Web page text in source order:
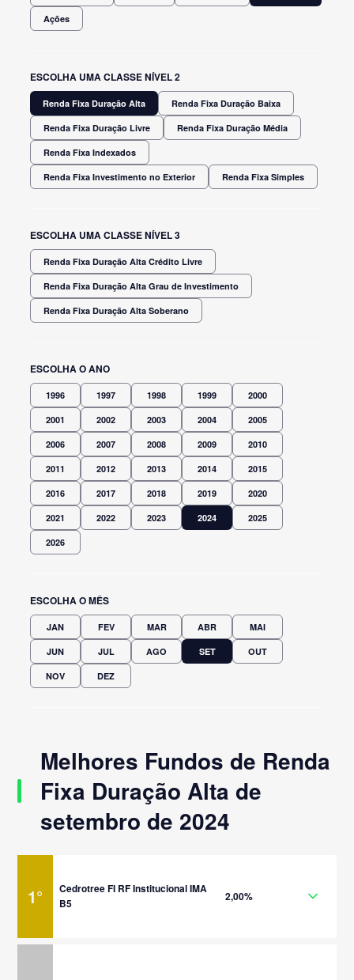
Ações
ESCOLHA UMA CLASSE NÍVEL 2
Renda Fixa Duração Alta Renda Fixa Duração Baixa
Renda Fixa Duração Livre Renda Fixa Duração Média
Renda Fixa Indexados
Renda Fixa Investimento no Exterior Renda Fixa Simples
ESCOLHA UMA CLASSE NÍVEL 3
Renda Fixa Duração Alta Crédito Livre
Renda Fixa Duração Alta Grau de Investimento
Renda Fixa Duração Alta Soberano
ESCOLHA O ANO
1996 1997 1998 1999 2000
2001 2002 2003 2004 2005
2006 2007 2008 2009 2010
2011 2012 2013 2014 2015
2016 2017 2018 2019 2020
2021 2022 2023 2024 2025
2026
ESCOLHA O MÊS
JAN FEV MAR ABR MAI
JUN JUL AGO SET OUT
NOV DEZ
Melhores Fundos de Renda
Fixa Duração Alta de
setembro de 2024
1°
Cedrotree FI RF Institucional IMA
B5
2,00%